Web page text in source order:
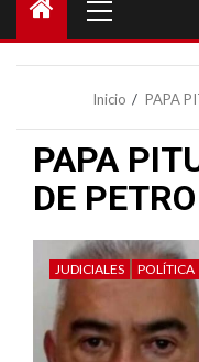
principal
Inicio PAPA
PAPA
DE PETRO
JUDICIALES POLÍTICA